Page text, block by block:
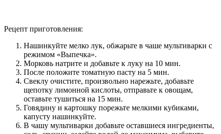
Рецепт приготовления:
Нашинкуйте мелко лук, обжарьте в чаше мультиварки с
режимом «Выпечка».
Морковь натрите и добавьте к луку на 10 мин.
После положите томатную пасту на 5 мин.
Свеклу очистите, произвольно нарежьте, добавьте
щепотку лимонной кислоты, отправьте к овощам,
оставьте тушиться на 15 мин.
Говядину и картошку порежьте мелкими кубиками,
капусту нашинкуйте.
В чашу мультиварки добавьте оставшиеся ингредиенты,